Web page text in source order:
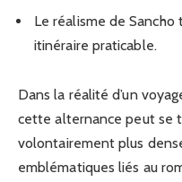
Le réalisme de
itinéraire praticable.
Dans la réalité d’un
cette alternance peut se
volontairement plus
emblématiques liés au